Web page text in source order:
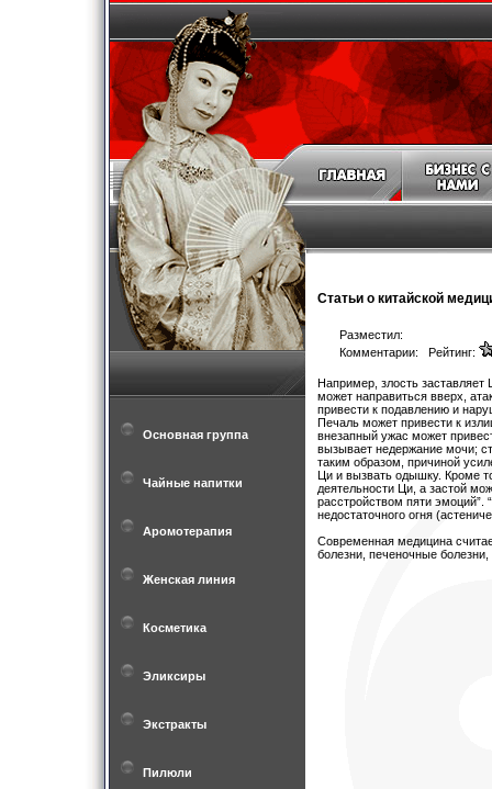
Основная группа
Чайные напитки
Аромотерапия
Женская линия
Косметика
Эликсиры
Экстракты
Пилюли
Статьи о китайской
Разместил:
Комментарии: Рейтинг:
Например, злость заставляет
может направиться вверх,
привести к подавлению и
Печаль может привести к
внезапный ужас может
вызывает недержание мочи;
таким образом, причиной
Ци и вызвать одышку. Кроме
деятельности Ци, а застой
расстройством пяти эмоций”.
недостаточного огня
Современная медицина
болезни, печеночные